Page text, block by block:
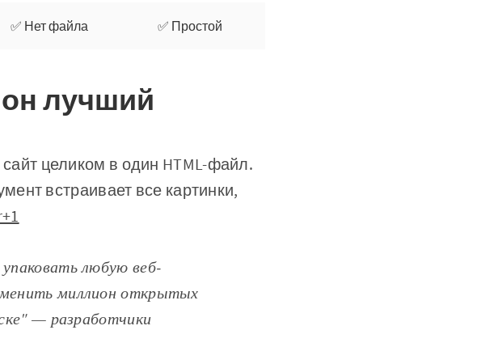
✅ Нет файла ✅ Простой
он лучший
целиком в один HTML-файл.
встраивает все картинки,
любую веб-
миллион открытых
— разработчики